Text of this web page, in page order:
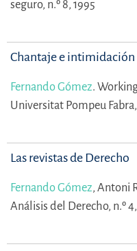
seguro, n.º 8, 1995
Chantaje e intimidación
Fernando Gómez.
Universitat Pompeu
Las revistas de Derecho
Fernando Gómez, Antoni
Análisis del Derecho, n.º